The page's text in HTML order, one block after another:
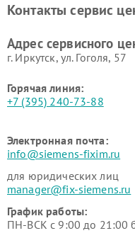
Siemens
Siemens
Контакты сервис
Адрес сервисного
г. Иркутск, ул. ​Гоголя, 57
Горячая линия:
+7 (395) 240-73-88
Электронная почта:
info@siemens-fixim.ru
для юридических лиц
manager@fix-siemens.ru
График работы:
ПН-ВСК с 9:00 до 21:00